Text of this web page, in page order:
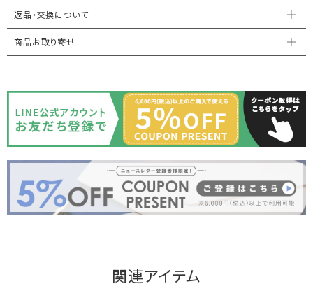
返品・交換について
商品お取り寄せ
関連アイテム